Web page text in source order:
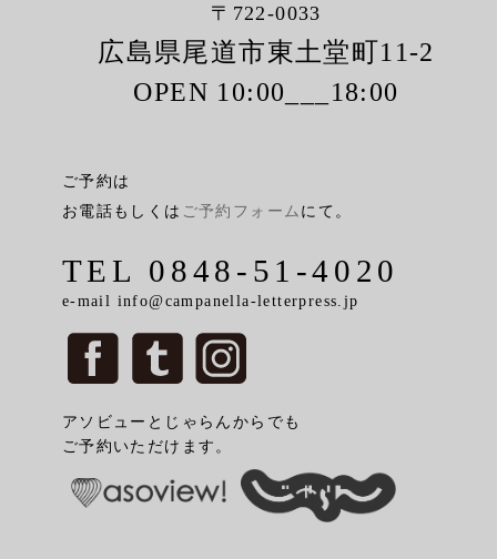
〒722-0033
広島県尾道市東土堂町11-2
OPEN 10:00___18:00
ご予約は
お電話もしくは ご予約フォーム にて。
TEL 0848-51-4020
e-mail info@campanella-letterpress.jp
アソビューとじゃらんからでも
ご予約いただけます。